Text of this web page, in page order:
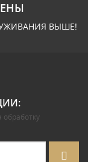
ВЫШЕ!
обработку